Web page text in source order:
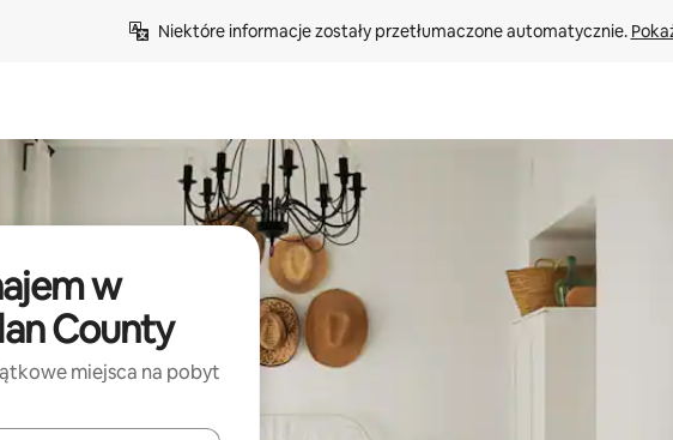
Niektóre informacje zostały przetłumaczone automatycznie.
w
County
miejsca na pobyt